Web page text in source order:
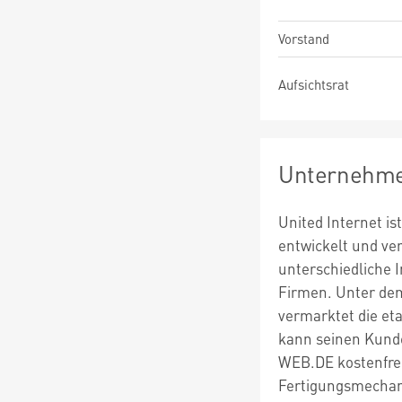
Vorstand
Aufsichtsrat
United Internet
entwickelt und
unterschiedliche
Firmen. Unter
vermarktet die
kann seinen
WEB.DE